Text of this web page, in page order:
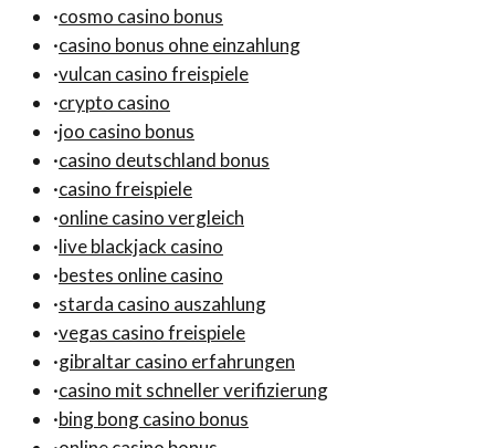
·cosmo casino bonus
·casino bonus ohne einzahlung
·vulcan casino freispiele
·crypto casino
·joo casino bonus
·casino deutschland bonus
·casino freispiele
·online casino vergleich
·live blackjack casino
·bestes online casino
·starda casino auszahlung
·vegas casino freispiele
·gibraltar casino erfahrungen
·casino mit schneller verifizierung
·bing bong casino bonus